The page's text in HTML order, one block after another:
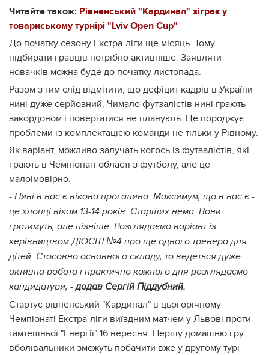
Читайте також: Рівненський "Кардинал" зіграє у
товариському турнірі "Lviv Open Cup"
До початку сезону Екстра-ліги ще місяць. Тому
підбирати гравців потрібно активніше. Заявляти
новачків можна буде до початку листопада.
Разом з тим слід відмітити, що дефіцит кадрів в України
нині дуже серйозний. Чимало футзалістів нині грають
закордоном і повертатися не планують. Це породжує
проблеми із комплектацією команди не тільки у Рівному.
Як варіант, можливо залучать когось із футзалістів, які
грають в Чемпіонаті області з футболу, але це
малоімовірно.
- Нині в нас є вікова прогалина. Максимум, що в нас є -
це хлопці віком 13-14 років. Старших нема. Вони
гратимуть, але пізніше. Розглядаємо варіант із
керівництвом ДЮСШ №4 про ще одного тренера для
дітей. Стосовно основного складу, то ведеться дуже
активна робота і практично кожного дня розглядаємо
кандидатури, -додав Сергій Піддубний.
Стартує рівненський "Кардинал" в цьогорічному
Чемпіонаті Екстра-ліги виїздним матчем у Львові проти
тамтешньої "Енергії" 16 вересня. Першу домашню гру
вболівальники зможуть побачити вже у другому турі